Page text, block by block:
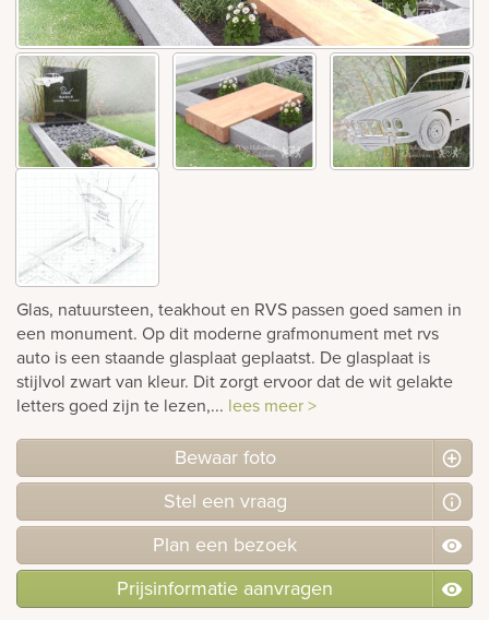
Glas, natuursteen, teakhout en RVS passen goed samen in
een monument. Op dit moderne grafmonument met rvs
auto is een staande glasplaat geplaatst. De glasplaat is
stijlvol zwart van kleur. Dit zorgt ervoor dat de wit gelakte
letters goed zijn te lezen,... lees meer >
Bewaar foto
Stel een vraag
Plan een bezoek
Prijsinformatie aanvragen